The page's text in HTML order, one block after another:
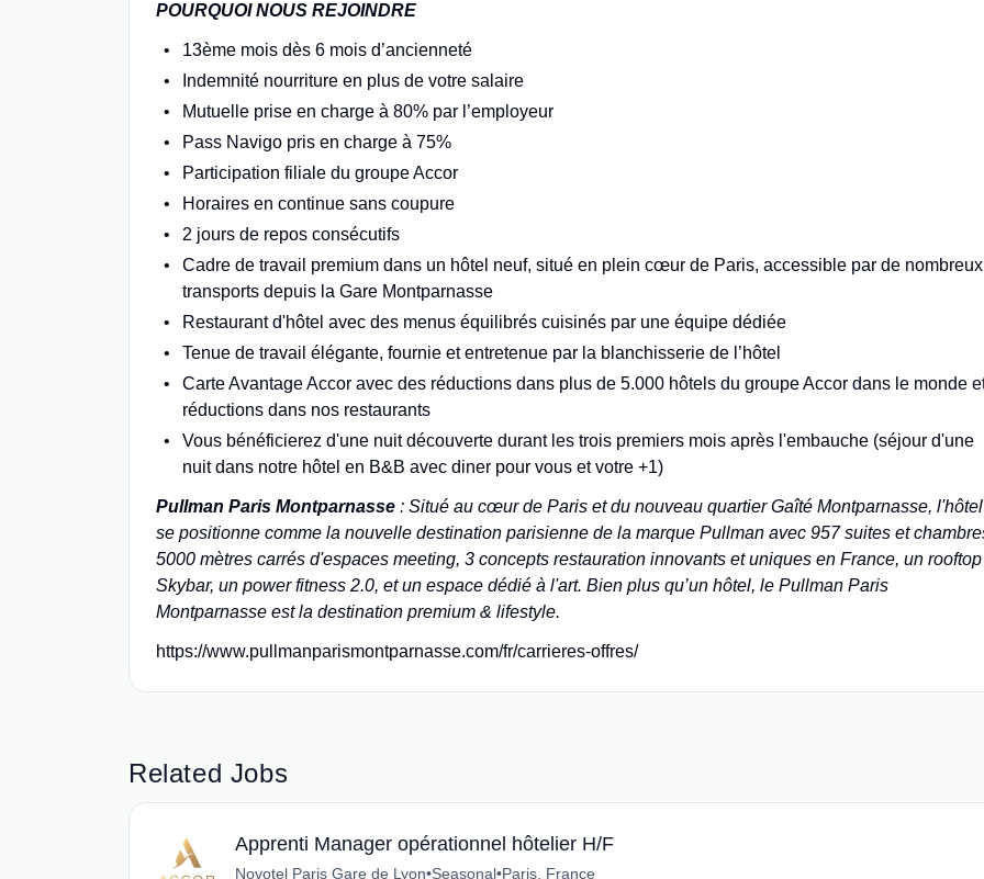
POURQUOI NOUS REJOINDRE
13ème mois dès 6 mois d’ancienneté
Indemnité nourriture en plus de votre salaire
Mutuelle prise en charge à 80% par l’employeur
Pass Navigo pris en charge à 75%
Participation filiale du groupe Accor
Horaires en continue sans coupure
2 jours de repos consécutifs
Cadre de travail premium dans un hôtel neuf, situé en plein cœur de Paris, accessible par de nombreux
transports depuis la Gare Montparnasse
Restaurant d'hôtel avec des menus équilibrés cuisinés par une équipe dédiée
Tenue de travail élégante, fournie et entretenue par la blanchisserie de l’hôtel
Carte Avantage Accor avec des réductions dans plus de 5.000 hôtels du groupe Accor dans le monde
réductions dans nos restaurants
Vous bénéficierez d'une nuit découverte durant les trois premiers mois après l'embauche (séjour d'une
nuit dans notre hôtel en B&B avec diner pour vous et votre +1)
Pullman Paris Montparnasse : Situé au cœur de Paris et du nouveau quartier Gaîté Montparnasse, l'hôtel
se positionne comme la nouvelle destination parisienne de la marque Pullman avec 957 suites et
5000 mètres carrés d'espaces meeting, 3 concepts restauration innovants et uniques en France, un rooftop
Skybar, un power fitness 2.0, et un espace dédié à l'art. Bien plus qu’un hôtel, le Pullman Paris
Montparnasse est la destination premium & lifestyle.
https://www.pullmanparismontparnasse.com/fr/carrieres-offres/
Related Jobs
Apprenti Manager opérationnel hôtelier H/F
Novotel Paris Gare de Lyon•Seasonal•Paris, France